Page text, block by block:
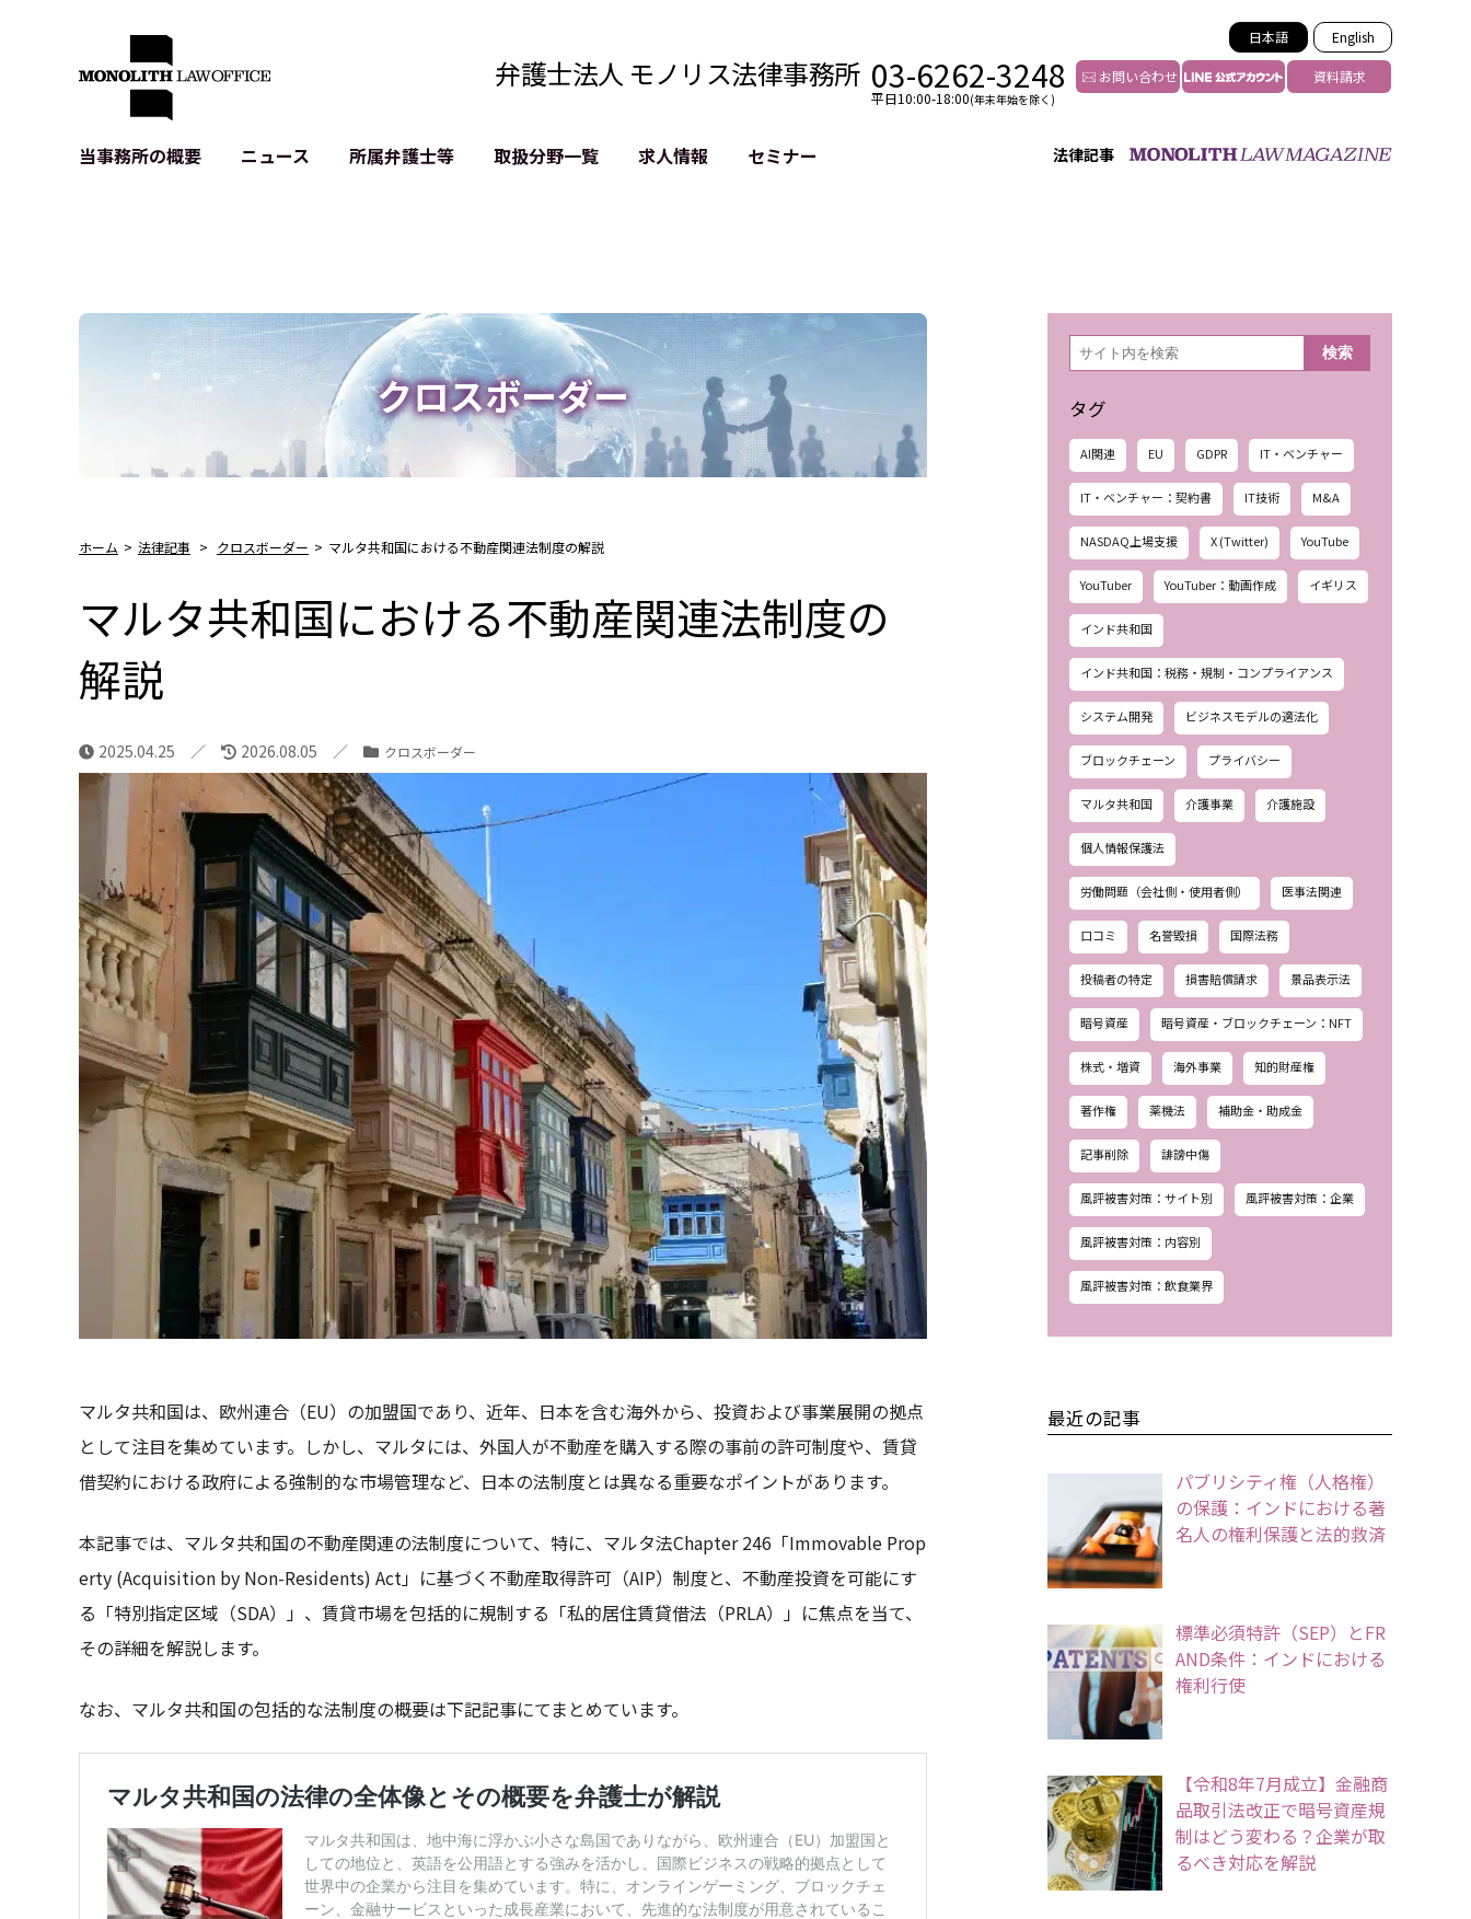
日本語 English
弁護士法人 モノリス法律事務所 03-6262-3248
平日10:00-18:00(年末年始を除く)
お問い合わせ 資料請求
法律記事
当事務所の概要 ニュース 所属弁護士等 取扱分野一覧
IPO（上場）支援
生成AI関連法務
記事・LPの薬機法等チェック
D2C等の不正転売対策
サイバー犯罪の刑事告訴等
GDPR対応支援
誹謗中傷加害者の弁護
リスティング汚染の削除対策
YouTube等SNSのM&A
求人情報 セミナー
クロスボーダー
ホーム > 法律記事 > クロスボーダー > マルタ共和国における不動産関連法制度の解説
マルタ共和国における不動産関連法制度の
解説
2025.04.25 2026.08.05 クロスボーダー
マルタ共和国は、欧州連合（EU）の加盟国であり、近年、日本を含む海外から、投資および事業展開の拠点
として注目を集めています。しかし、マルタには、外国人が不動産を購入する際の事前の許可制度や、賃貸
借契約における政府による強制的な市場管理など、日本の法制度とは異なる重要なポイントがあります。
本記事では、マルタ共和国の不動産関連の法制度について、特に、マルタ法Chapter 246「Immovable Prop
erty (Acquisition by Non-Residents) Act」に基づく不動産取得許可（AIP）制度と、不動産投資を可能にす
る「特別指定区域（SDA）」、賃貸市場を包括的に規制する「私的居住賃貸借法（PRLA）」に焦点を当て、
その詳細を解説します。
なお、マルタ共和国の包括的な法制度の概要は下記記事にてまとめています。
検
索 検索
タグ
AI関連 EU GDPR IT・ベンチャー
IT・ベンチャー：契約書 IT技術 M&A
NASDAQ上場支援 X (Twitter) YouTube
YouTuber YouTuber：動画作成 イギリス
インド共和国
インド共和国：税務・規制・コンプライアンス
システム開発 ビジネスモデルの適法化
ブロックチェーン プライバシー
マルタ共和国 介護事業 介護施設
個人情報保護法
労働問題（会社側・使用者側） 医事法関連
口コミ 名誉毀損 国際法務
投稿者の特定 損害賠償請求 景品表示法
暗号資産 暗号資産・ブロックチェーン：NFT
株式・増資 海外事業 知的財産権
著作権 薬機法 補助金・助成金
記事削除 誹謗中傷
風評被害対策：サイト別 風評被害対策：企業
風評被害対策：内容別
風評被害対策：飲食業界
最近の記事
パブリシティ権（人格権）
の保護：インドにおける著
名人の権利保護と法的救済
標準必須特許（SEP）とFR
AND条件：インドにおける
権利行使
【令和8年7月成立】金融商
品取引法改正で暗号資産規
制はどう変わる？企業が取
るべき対応を解説